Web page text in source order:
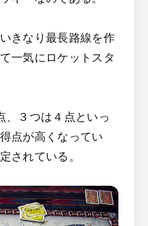
きなり最長路線を作
一気にロケットスタ
３つは４点といっ
点が高くなってい
されている。